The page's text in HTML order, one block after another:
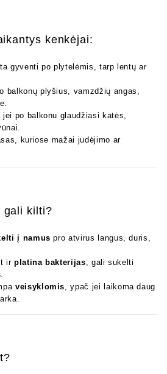
kenkėjai:
gyventi po plytelėmis, tarp lentų ar
balkonų plyšius, vamzdžių angas,
po balkonu glaudžiasi katės,
kuriose mažai judėjimo ar
gali kilti?
į namus pro atvirus langus, duris,
ir platina bakterijas , gali sukelti
veisyklomis , ypač jei laikoma daug